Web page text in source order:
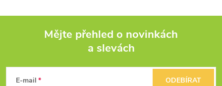
Mějte přehled o novinkách
a slevách
E-mail ODEBÍRAT